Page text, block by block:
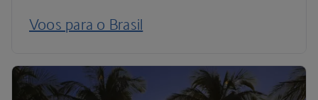
Voos para o Brasil